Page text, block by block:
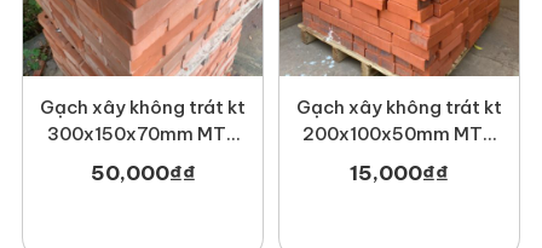
Gạch xây không trát kt
300x150x70mm MT-
GCX00004
50,000₫₫
Gạch xây không trát kt
200x100x50mm MT-
GCX00011
15,000₫₫